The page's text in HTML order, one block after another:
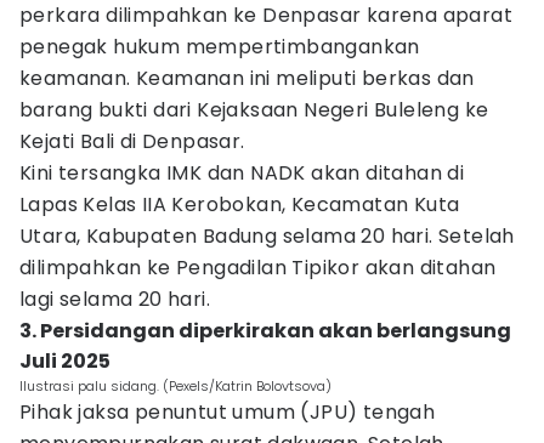
perkara dilimpahkan ke Denpasar karena aparat
penegak hukum mempertimbangankan
keamanan. Keamanan ini meliputi berkas dan
barang bukti dari Kejaksaan Negeri Buleleng ke
Kejati Bali di Denpasar.
Kini tersangka IMK dan NADK akan ditahan di
Lapas Kelas IIA Kerobokan, Kecamatan Kuta
Utara, Kabupaten Badung selama 20 hari. Setelah
dilimpahkan ke Pengadilan Tipikor akan ditahan
lagi selama 20 hari.
3. Persidangan diperkirakan akan berlangsung
Juli 2025
Ilustrasi palu sidang. (Pexels/Katrin Bolovtsova)
Pihak jaksa penuntut umum (JPU) tengah